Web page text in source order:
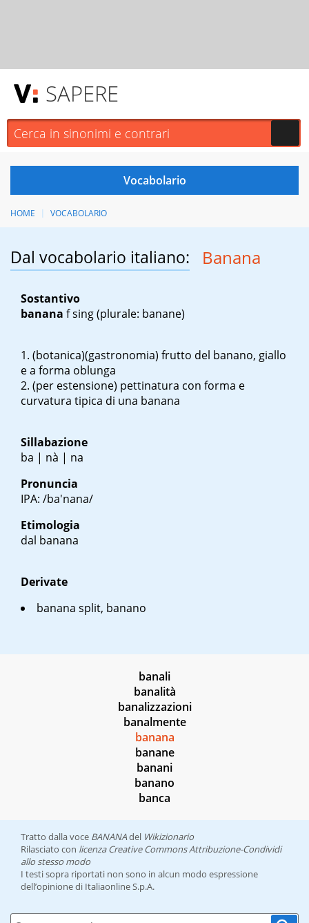
SAPERE
HOME VOCABOLARIO
Dal vocabolario italiano: Banana
Sostantivo
banana f sing(plurale: banane)
(botanica)(gastronomia) frutto del banano, giallo
e a forma oblunga
(per estensione) pettinatura con forma e
curvatura tipica di una banana
Sillabazione
ba | nà | na
Pronuncia
IPA: /ba'nana/
Etimologia
dal banana
Derivate
banana split, banano
banali
banalità
banalizzazioni
banalmente
banana
banane
banani
banano
banca
Tratto dalla voce BANANAdel Wikizionario
Rilasciato con licenza Creative Commons Attribuzione-Condividi
allo stesso modo
I testi sopra riportati non sono in alcun modo espressione
dell’opinione di Italiaonline S.p.A.